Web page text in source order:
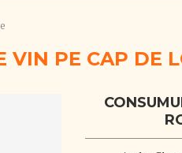
VIN PE CAP DE